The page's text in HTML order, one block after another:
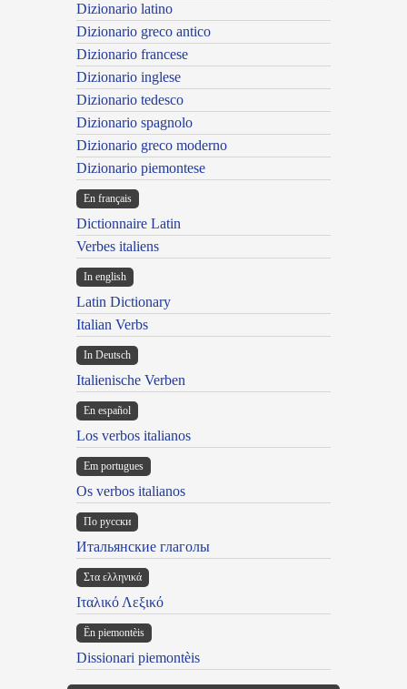
Dizionario latino
Dizionario greco antico
Dizionario francese
Dizionario inglese
Dizionario tedesco
Dizionario spagnolo
Dizionario greco moderno
Dizionario piemontese
En français
Dictionnaire Latin
Verbes italiens
In english
Latin Dictionary
Italian Verbs
In Deutsch
Italienische Verben
En español
Los verbos italianos
Em portugues
Os verbos italianos
По русски
Итальянские глаголы
Στα ελληνικά
Ιταλικό Λεξικό
Ën piemontèis
Dissionari piemontèis